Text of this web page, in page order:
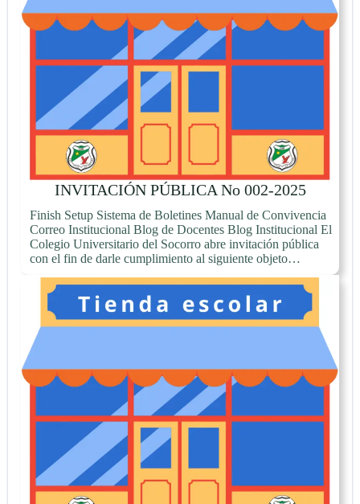
INVITACIÓN PÚBLICA No 002-2025
Finish Setup Sistema de Boletines Manual de Convivencia
Correo Institucional Blog de Docentes Blog Institucional El
Colegio Universitario del Socorro abre invitación pública
con el fin de darle cumplimiento al siguiente objeto…